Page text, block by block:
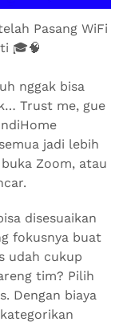
Pasang WiFi
🎓🧠
nggak bisa
Trust me, gue
jadi lebih
Zoom, atau
disesuaikan
fokusnya buat
udah cukup
tim? Pilih
Dengan biaya